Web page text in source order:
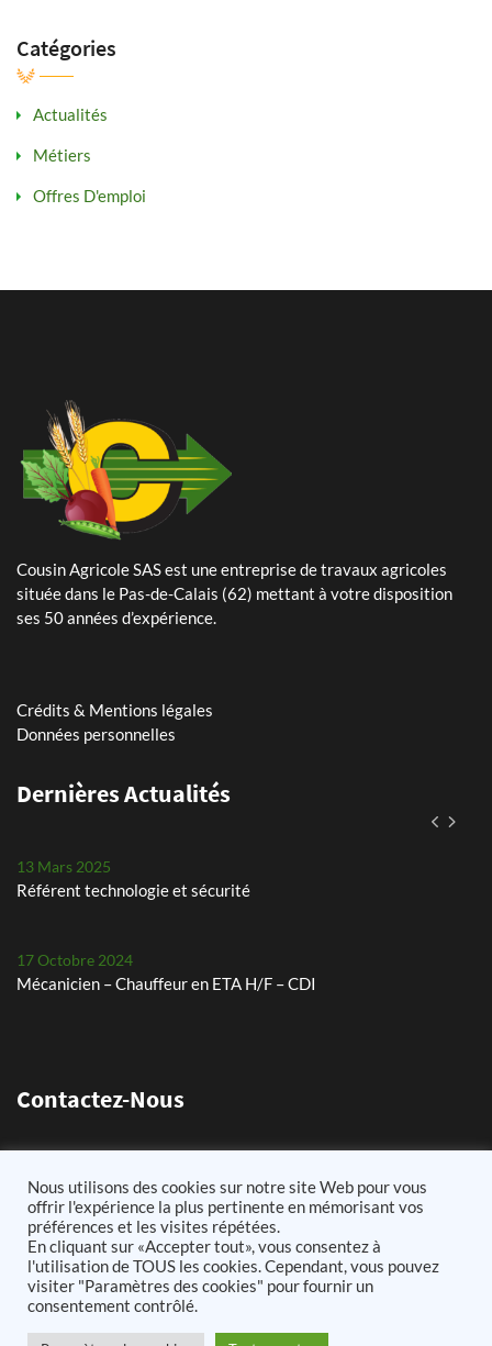
Catégories
Actualités
Métiers
Offres D'emploi
Cousin Agricole SAS est une entreprise de travaux agricoles
située dans le Pas-de-Calais (62) mettant à votre disposition
ses 50 années d’expérience.
Crédits & Mentions légales
Données personnelles
Dernières Actualités
24 Mai 2024
Plantation de pommes de terre – planteuse Dewulf Certa 40
Arrachage de betteraves sucrières avec notre Ropa Tiger 6s
Assistant(e) paie et RH
13 Mars 2025
Référent technologie et sécurité
17 Octobre 2024
Mécanicien – Chauffeur en ETA H/F – CDI
24 Mai 2024
integral
25 Avril 2024
Arrachage de betteraves sucrières avec notre Ropa Tiger 6s
11 Mars 2026
Contactez-Nous
03.21.60.73.75
info@cousinagricole62.fr
Nous utilisons des cookies sur notre site Web pour vous
offrir l'expérience la plus pertinente en mémorisant vos
préférences et les visites répétées.
En cliquant sur «Accepter tout», vous consentez à
l'utilisation de TOUS les cookies. Cependant, vous pouvez
visiter "Paramètres des cookies" pour fournir un
consentement contrôlé.